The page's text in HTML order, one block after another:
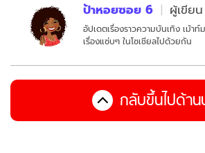
ป้าหอยซอย 6 ผู้เขียน
อัปเดตเรื่องราวความบันเทิง เม้าท์
เรื่องแซ่บๆ ในโซเชียลไปด้วยกัน
กลับขึ้นไปด้าน